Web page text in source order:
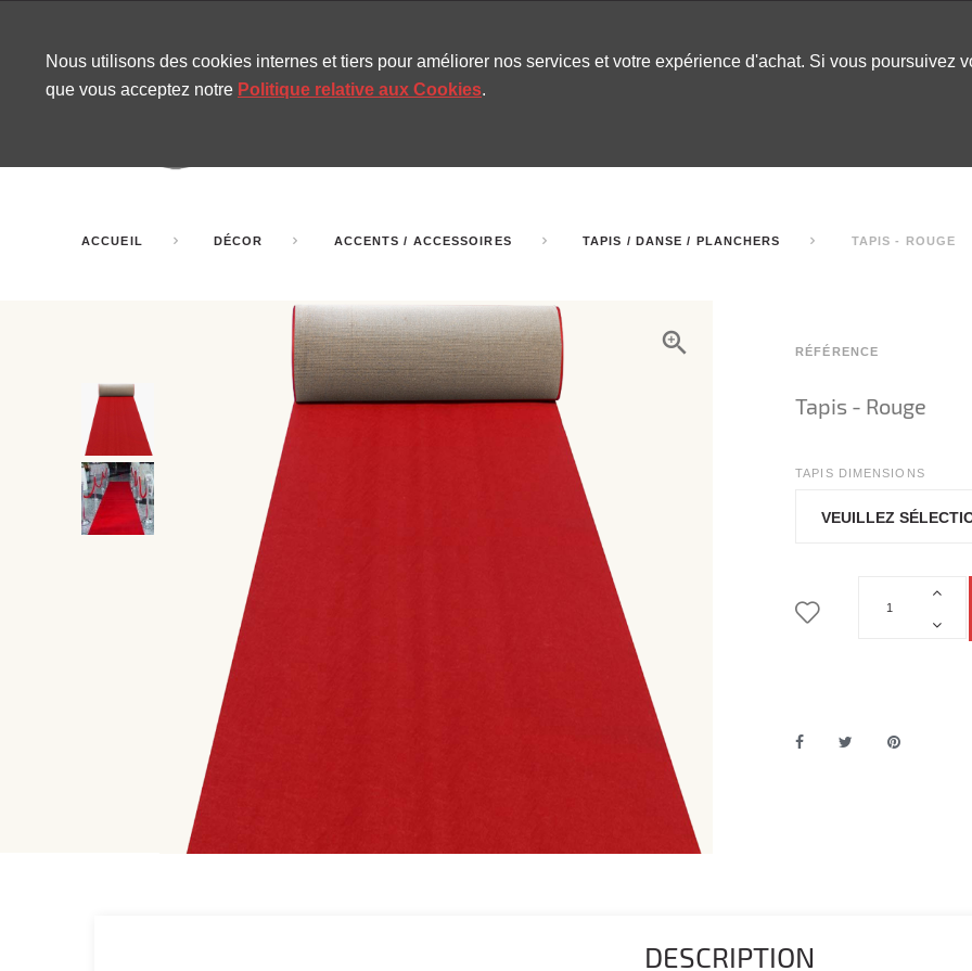
ACCUEIL DÉCOR ACCENTS / ACCESSOIRES TAPIS / DANSE / PLANCHERS TAPIS - ROUGE
RÉFÉRENCE
Tapis - Rouge
TAPIS DIMENSIONS
DESCRIPTION
Nous utilisons des cookies internes et tiers pour améliorer nos services et votre expérience d'achat. Si vous poursuivez
que vous acceptez notre Politique relative aux Cookies.